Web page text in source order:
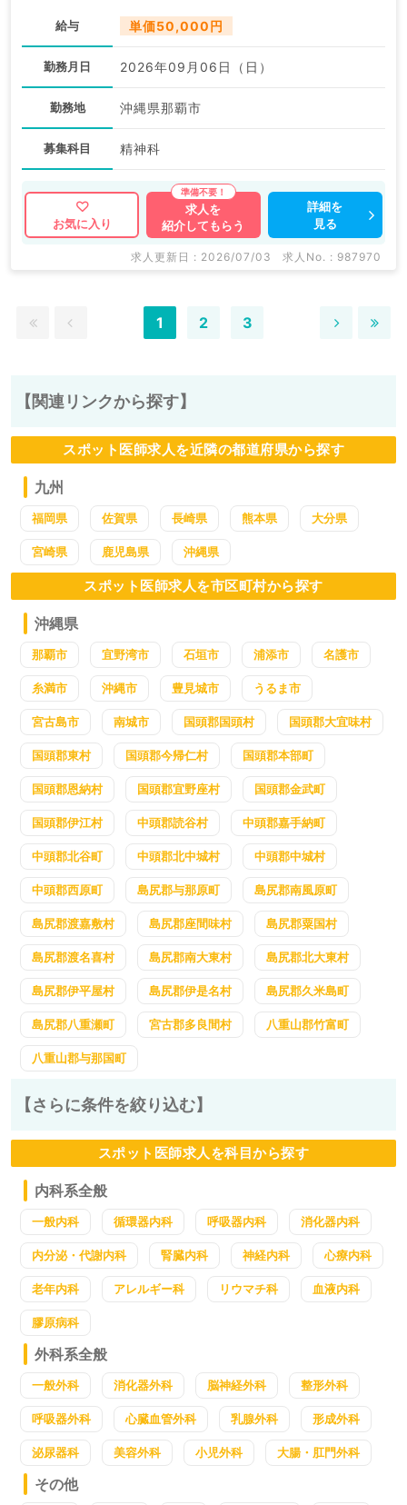
給与 単価50,000円
勤務月日 2026年09月06日（日）
勤務地 沖縄県那覇市
募集科目 精神科
お気に入り
求人を
紹介してもらう
詳細を
見る
求人更新日 : 2026/07/03 求人No. : 987970
1 2 3
【関連リンクから探す】
スポット医師求人を近隣の都道府県から探す
九州
福岡県 佐賀県 長崎県 熊本県 大分県
宮崎県 鹿児島県 沖縄県
スポット医師求人を市区町村から探す
沖縄県
那覇市 宜野湾市 石垣市 浦添市 名護市
糸満市 沖縄市 豊見城市 うるま市
宮古島市 南城市 国頭郡国頭村 国頭郡大宜味村
国頭郡東村 国頭郡今帰仁村 国頭郡本部町
国頭郡恩納村 国頭郡宜野座村 国頭郡金武町
国頭郡伊江村 中頭郡読谷村 中頭郡嘉手納町
中頭郡北谷町 中頭郡北中城村 中頭郡中城村
中頭郡西原町 島尻郡与那原町 島尻郡南風原町
島尻郡渡嘉敷村 島尻郡座間味村 島尻郡粟国村
島尻郡渡名喜村 島尻郡南大東村 島尻郡北大東村
島尻郡伊平屋村 島尻郡伊是名村 島尻郡久米島町
島尻郡八重瀬町 宮古郡多良間村 八重山郡竹富町
八重山郡与那国町
【さらに条件を絞り込む】
スポット医師求人を科目から探す
内科系全般
一般内科 循環器内科 呼吸器内科 消化器内科
内分泌・代謝内科 腎臓内科 神経内科 心療内科
老年内科 アレルギー科 リウマチ科 血液内科
膠原病科
外科系全般
一般外科 消化器外科 脳神経外科 整形外科
呼吸器外科 心臓血管外科 乳腺外科 形成外科
泌尿器科 美容外科 小児外科 大腸・肛門外科
その他